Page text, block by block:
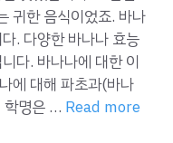
귀한 음식이었죠. 바나
. 다양한 바나나 효능
다. 바나나에 대한 이
에 대해 파초과(바나
학명은 … Read more